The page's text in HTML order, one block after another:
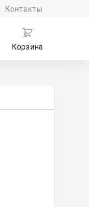
Контакты
Корзина